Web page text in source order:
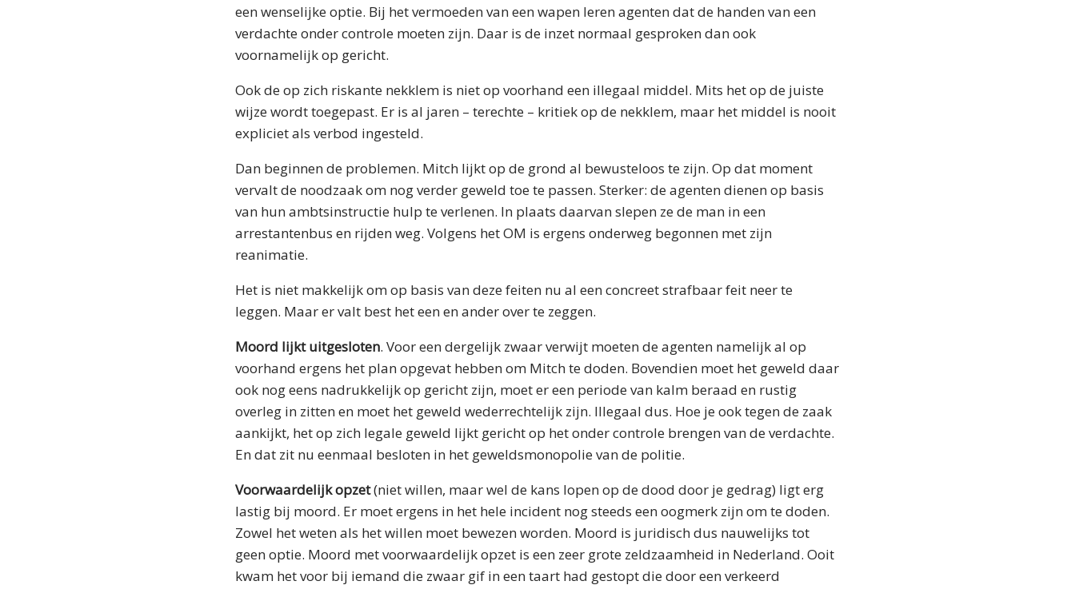
een wenselijke optie. Bij het vermoeden van een wapen leren agenten dat de handen van een
verdachte onder controle moeten zijn. Daar is de inzet normaal gesproken dan ook
voornamelijk op gericht.
Ook de op zich riskante nekklem is niet op voorhand een illegaal middel. Mits het op de juiste
wijze wordt toegepast. Er is al jaren – terechte – kritiek op de nekklem, maar het middel is nooit
expliciet als verbod ingesteld.
Dan beginnen de problemen. Mitch lijkt op de grond al bewusteloos te zijn. Op dat moment
vervalt de noodzaak om nog verder geweld toe te passen. Sterker: de agenten dienen op basis
van hun ambtsinstructie hulp te verlenen. In plaats daarvan slepen ze de man in een
arrestantenbus en rijden weg. Volgens het OM is ergens onderweg begonnen met zijn
reanimatie.
Het is niet makkelijk om op basis van deze feiten nu al een concreet strafbaar feit neer te
leggen. Maar er valt best het een en ander over te zeggen.
Moord lijkt uitgesloten. Voor een dergelijk zwaar verwijt moeten de agenten namelijk al op
voorhand ergens het plan opgevat hebben om Mitch te doden. Bovendien moet het geweld daar
ook nog eens nadrukkelijk op gericht zijn, moet er een periode van kalm beraad en rustig
overleg in zitten en moet het geweld wederrechtelijk zijn. Illegaal dus. Hoe je ook tegen de zaak
aankijkt, het op zich legale geweld lijkt gericht op het onder controle brengen van de verdachte.
En dat zit nu eenmaal besloten in het geweldsmonopolie van de politie.
Voorwaardelijk opzet(niet willen, maar wel de kans lopen op de dood door je gedrag) ligt erg
lastig bij moord. Er moet ergens in het hele incident nog steeds een oogmerk zijn om te doden.
Zowel het weten als het willen moet bewezen worden. Moord is juridisch dus nauwelijks tot
geen optie. Moord met voorwaardelijk opzet is een zeer grote zeldzaamheid in Nederland. Ooit
kwam het voor bij iemand die zwaar gif in een taart had gestopt die door een verkeerd